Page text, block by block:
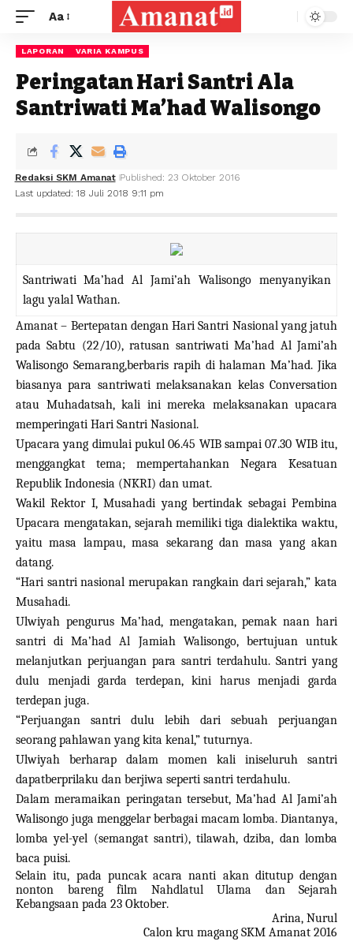
Aa
LAPORAN VARIA KAMPUS
Peringatan Hari Santri Ala
Santriwati Ma’had Walisongo
Last updated: 18 Juli 2018 9:11 pm
Redaksi SKM Amanat Published: 23 Oktober 2016
Santriwati Ma’had Al Jami’ah Walisongo menyanyikan
lagu yalal Wathan.
Amanat – Bertepatan dengan Hari Santri Nasional yang jatuh
pada Sabtu (22/10),ratusan santriwati Ma’had Al Jami’ah
Walisongo Semarang,berbaris rapih di halaman Ma’had. Jika
biasanya para santriwati melaksanakan kelas Conversation
atau Muhadatsah, kali ini mereka melaksanakan upacara
memperingati Hari Santri Nasional.
Upacarayang dimulai pukul 06.45 WIB sampai 07.30 WIB itu,
menggangkat tema; mempertahankan Negara Kesatuan
Republik Indonesia (NKRI) dan umat.
Wakil Rektor I, Musahadi yang bertindak sebagai Pembina
Upacara mengatakan, sejarah memiliki tiga dialektika waktu,
yaitu masa lampau, masa sekarang dan masa yang akan
datang.
“Hari santri nasional merupakan rangkain dari sejarah,” kata
Musahadi.
Ulwiyah pengurus Ma’had, mengatakan, pemak naan hari
santri di Ma’had Al Jamiah Walisongo, bertujuanuntuk
melanjutkan perjuangan para santri terdahulu. Santri yang
dulu menjadi garda terdepan, kini harus menjadi garda
terdepan juga.
“Perjuangan santri dulu lebih dari sebuah perjuangan
seorang pahlawan yang kita kenal,” tuturnya.
Ulwiyah berharap dalam momen kali iniseluruh santri
dapatberprilaku dan berjiwa seperti santri terdahulu.
Dalam meramaikan peringatan tersebut, Ma’had Al Jami’ah
Walisongo juga menggelar berbagai macam lomba. Diantanya,
lomba yel-yel (semangat santri), tilawah, dziba, dan lomba
baca puisi.
Selain itu, pada puncak acara nanti akan ditutup dengan
nonton bareng film Nahdlatul Ulama
dan Sejarah
Kebangsaan pada 23 Oktober.
Arina, Nurul
Calon kru magang SKM Amanat 2016